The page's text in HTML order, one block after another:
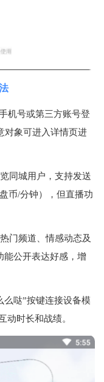
机号或第三方账号登
对象可进入详情页进
同城用户，支持发送
币/分钟），但直播功
门频道、情感动态及
能公开表达好感，增
么哒”按键连接设备模
动时长和战绩。